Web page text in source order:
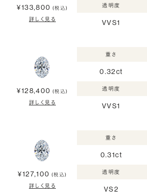
¥133,800 (税込)
詳しく見る
透明度
VVS1
¥128,400 (税込)
詳しく見る
重さ
0.32ct
透明度
VVS1
¥127,100 (税込)
詳しく見る
重さ
0.31ct
透明度
VS2